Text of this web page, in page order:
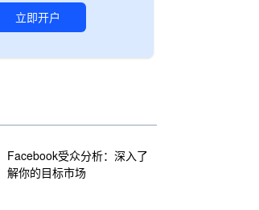
立即开户
Facebook受众分析：深入了
解你的目标市场